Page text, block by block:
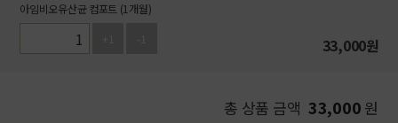
아임비오유산균 컴포트 (1개월)
33,000원
총 상품 금액 33,000 원